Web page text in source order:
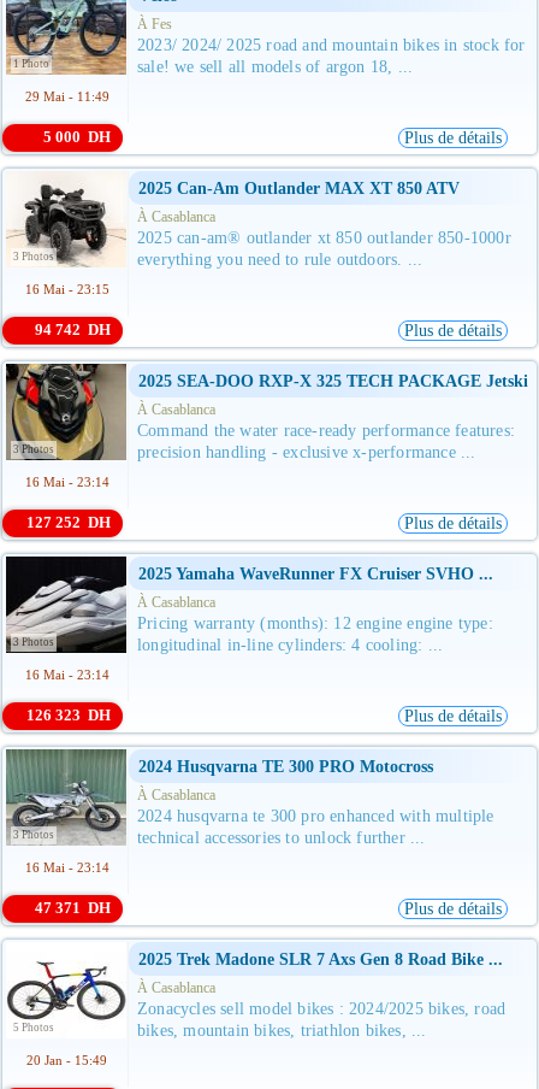
1 Photo
29 Mai - 11:49
À Fes
2023/ 2024/ 2025 road and mountain bikes in stock for
sale! we sell all models of argon 18, ...
5 000 DH Plus de détails
3 Photos
16 Mai - 23:15
2025 Can-Am Outlander MAX XT 850 ATV
À Casablanca
2025 can-am® outlander xt 850 outlander 850-1000r
everything you need to rule outdoors. ...
94 742 DH Plus de détails
3 Photos
16 Mai - 23:14
2025 SEA-DOO RXP-X 325 TECH PACKAGE Jetski
À Casablanca
Command the water race-ready performance features:
precision handling - exclusive x-performance ...
127 252 DH Plus de détails
3 Photos
16 Mai - 23:14
2025 Yamaha WaveRunner FX Cruiser SVHO ...
À Casablanca
Pricing warranty (months): 12 engine engine type:
longitudinal in-line cylinders: 4 cooling: ...
126 323 DH Plus de détails
3 Photos
16 Mai - 23:14
2024 Husqvarna TE 300 PRO Motocross
À Casablanca
2024 husqvarna te 300 pro enhanced with multiple
technical accessories to unlock further ...
47 371 DH Plus de détails
5 Photos
20 Jan - 15:49
2025 Trek Madone SLR 7 Axs Gen 8 Road Bike ...
À Casablanca
Zonacycles sell model bikes : 2024/2025 bikes, road
bikes, mountain bikes, triathlon bikes, ...